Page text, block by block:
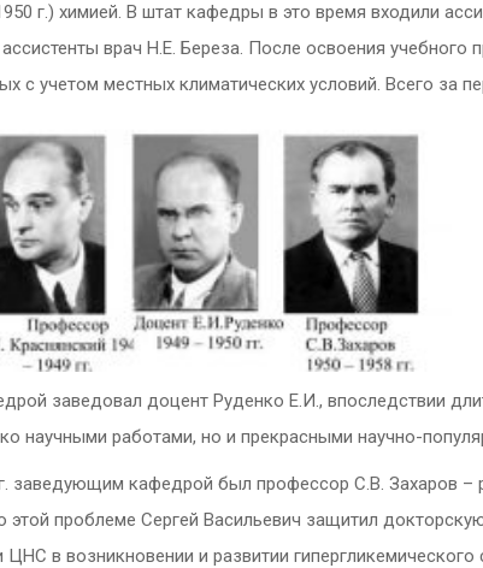
г.) химией. В штат кафедры в это время входили
врач Н.Е. Береза. После освоения
с учетом местных климатических условий. Всего за
заведовал доцент Руденко Е.И., впоследствии
научными работами, но и прекрасными научно-
заведующим кафедрой был профессор С.В. Захаров
этой проблеме Сергей Васильевич защитил
в возникновении и развитии